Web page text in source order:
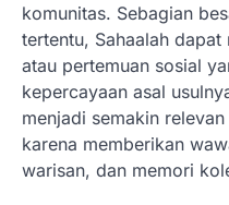
komunitas. Sebagian
tertentu, Sahaalah
atau pertemuan sosial
kepercayaan asal
menjadi semakin
karena memberikan
warisan, dan memori